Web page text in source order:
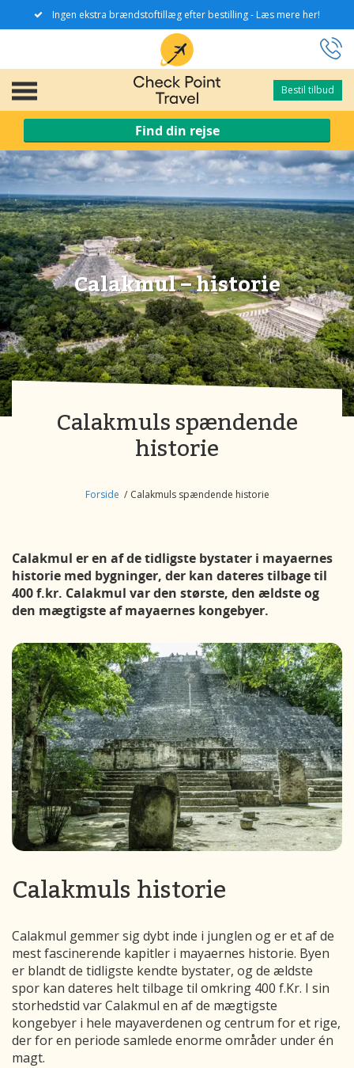
Ingen ekstra brændstoftillæg efter bestilling - Læs mere her!
Bestil tilbud
Bestil tilbud
Find din rejse
Calakmul – historie
Calakmuls spændende
historie
Forside Calakmuls spændende historie
Calakmul er en af de tidligste bystater i mayaernes
historie med bygninger, der kan dateres tilbage til
400 f.kr. Calakmul var den største, den ældste og
den mægtigste af mayaernes kongebyer.
Calakmuls historie
Calakmul gemmer sig dybt inde i junglen og er et af de
mest fascinerende kapitler i mayaernes historie. Byen
er blandt de tidligste kendte bystater, og de ældste
spor kan dateres helt tilbage til omkring 400 f.Kr. I sin
storhedstid var Calakmul en af de mægtigste
kongebyer i hele mayaverdenen og centrum for et rige,
der for en periode samlede enorme områder under én
magt.